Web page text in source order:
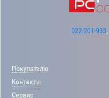
022-201-933,
Покупателю
Контакты
Сервис